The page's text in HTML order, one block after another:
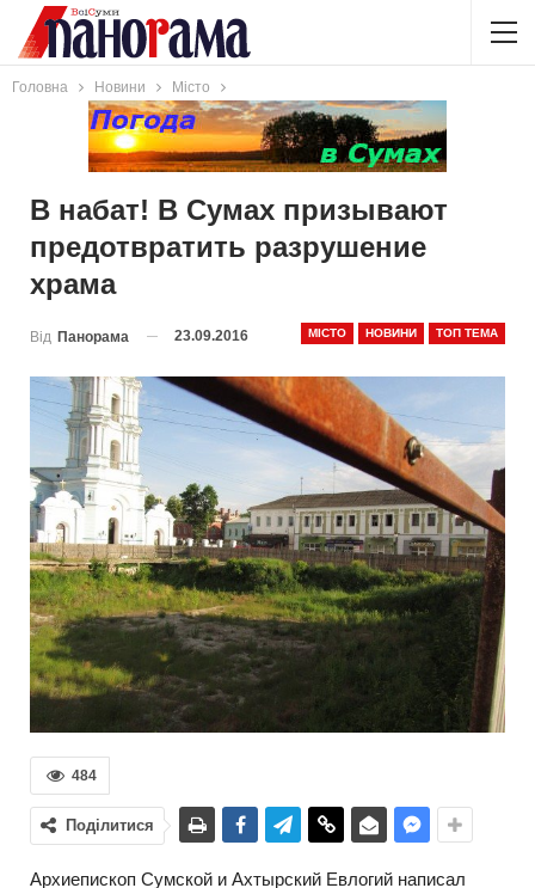
Головна Новини Місто
В набат! В Сумах призывают
предотвратить разрушение
храма
МІСТО НОВИНИ ТОП ТЕМА
Від Панорама 23.09.2016
484
Поділитися
Архиепископ Сумской и Ахтырский Евлогий написал